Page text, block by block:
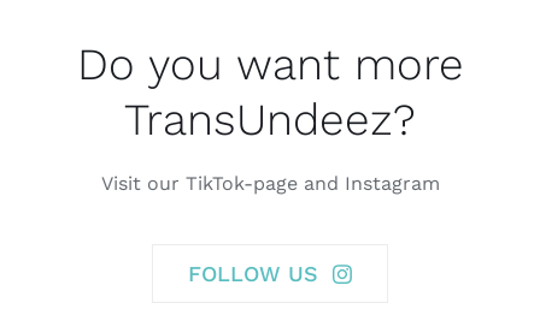
Do you want more
TransUndeez?
Visit our TikTok-page and Instagram
FOLLOW US